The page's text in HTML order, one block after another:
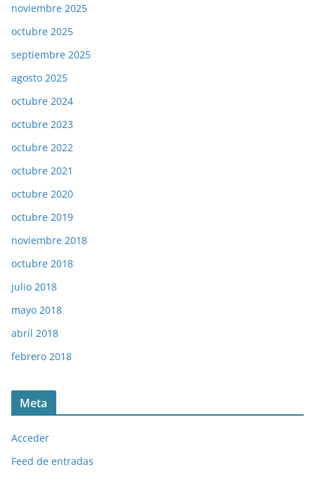
noviembre 2025
octubre 2025
septiembre 2025
agosto 2025
octubre 2024
octubre 2023
octubre 2022
octubre 2021
octubre 2020
octubre 2019
noviembre 2018
octubre 2018
julio 2018
mayo 2018
abril 2018
febrero 2018
Meta
Acceder
Feed de entradas